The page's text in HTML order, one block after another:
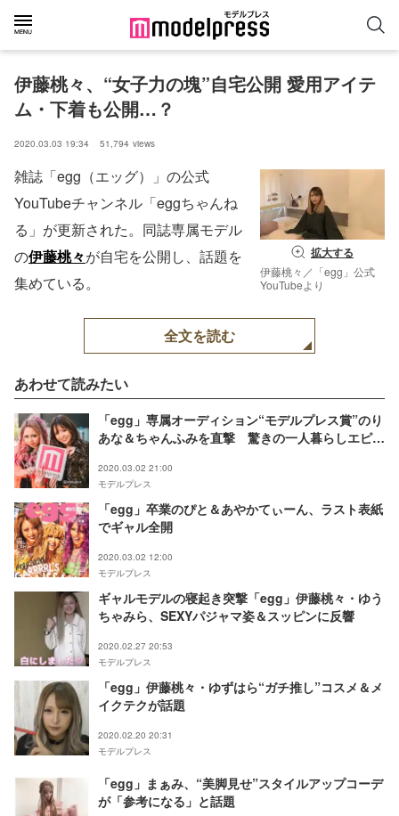
伊藤桃々、“女子力の塊”自宅公開 愛用アイテ
ム・下着も公開…？
2020.03.03 19:34 51,794 views
拡大する
伊藤桃々／「egg」公式
YouTubeより
雑誌「egg（エッグ）」の公式
YouTubeチャンネル「eggちゃんね
る」が更新された。同誌専属モデル
の伊藤桃々が自宅を公開し、話題を
集めている。
全文を読む
あわせて読みたい
「egg」専属オーディション“モデルプレス賞”のり
あな＆ちゃんふみを直撃 驚きの一人暮らしエピソ
2020.03.02 21:00
モデルプレス
「egg」卒業のぴと＆あやかてぃーん、ラスト表紙
でギャル全開
2020.03.02 12:00
モデルプレス
ギャルモデルの寝起き突撃「egg」伊藤桃々・ゆう
ちゃみら、SEXYパジャマ姿＆スッピンに反響
2020.02.27 20:53
モデルプレス
「egg」伊藤桃々・ゆずはら“ガチ推し”コスメ＆メ
イクテクが話題
2020.02.20 20:31
モデルプレス
「egg」まぁみ、“美脚見せ”スタイルアップコーデ
が「参考になる」と話題